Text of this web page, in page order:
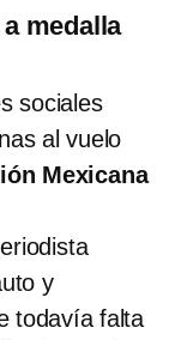
medalla
sociales
al vuelo
Mexicana
y
todavía falta